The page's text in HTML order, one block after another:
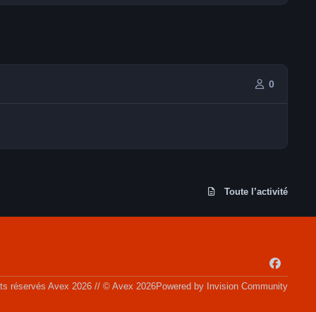
0
Toute l’activité
a
c
réservés Avex 2026 // © Avex 2026Powered by Invision Community